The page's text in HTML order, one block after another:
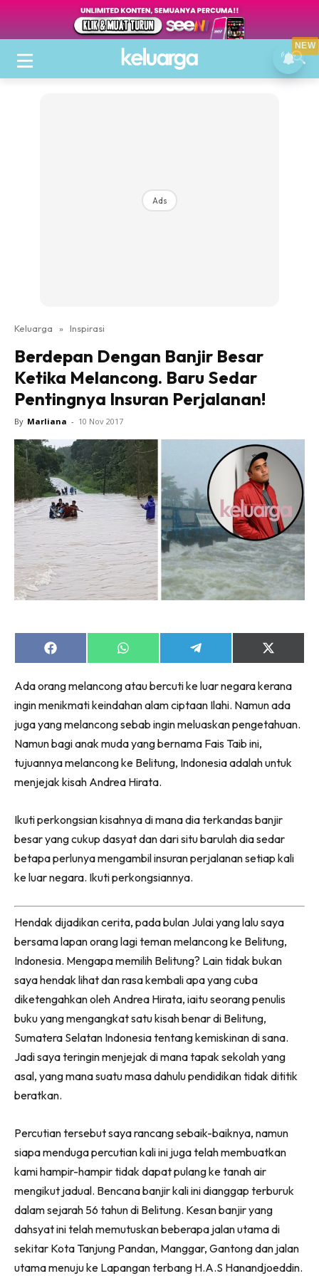
Ads
Keluarga » Inspirasi
Berdepan Dengan Banjir Besar
Ketika Melancong. Baru Sedar
Pentingnya Insuran Perjalanan!
By Marliana - 10 Nov 2017
Share
on
Share
on
Share
on
Share
on
(Twitter)
Ada orang melancong atau bercuti ke luar negara kerana
ingin menikmati keindahan alam ciptaan Ilahi. Namun ada
juga yang melancong sebab ingin meluaskan pengetahuan.
Namun bagi anak muda yang bernama Fais Taib ini,
tujuannya melancong ke Belitung, Indonesia adalah untuk
menjejak kisah Andrea Hirata.
Ikuti perkongsian kisahnya di mana dia terkandas banjir
besar yang cukup dasyat dan dari situ barulah dia sedar
betapa perlunya mengambil insuran perjalanan setiap kali
ke luar negara. Ikuti perkongsiannya.
Hendak dijadikan cerita, pada bulan Julai yang lalu saya
bersama lapan orang lagi teman melancong ke Belitung,
Indonesia. Mengapa memilih Belitung? Lain tidak bukan
saya hendak lihat dan rasa kembali apa yang cuba
diketengahkan oleh Andrea Hirata, iaitu seorang penulis
buku yang mengangkat satu kisah benar di Belitung,
Sumatera Selatan Indonesia tentang kemiskinan di sana.
Jadi saya teringin menjejak di mana tapak sekolah yang
asal, yang mana suatu masa dahulu pendidikan tidak dititik
beratkan.
Percutian tersebut saya rancang sebaik-baiknya, namun
siapa menduga percutian kali ini juga telah membuatkan
kami hampir-hampir tidak dapat pulang ke tanah air
mengikut jadual. Bencana banjir kali ini dianggap terburuk
dalam sejarah 56 tahun di Belitung. Kesan banjir yang
dahsyat ini telah memutuskan beberapa jalan utama di
sekitar Kota Tanjung Pandan, Manggar, Gantong dan jalan
utama menuju ke Lapangan terbang H.A.S Hanandjoeddin.
NEW